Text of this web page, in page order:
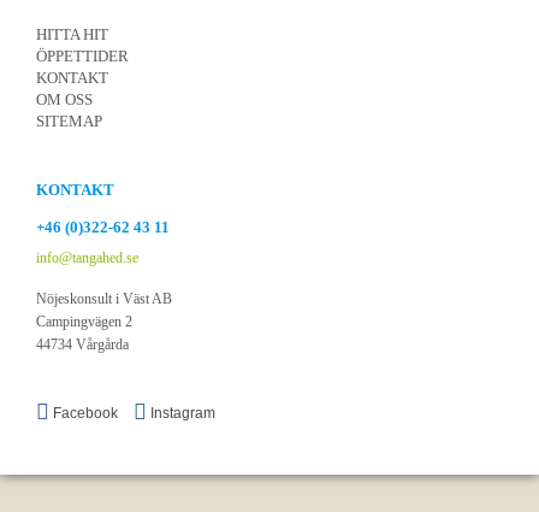
HITTA HIT
ÖPPETTIDER
KONTAKT
OM OSS
SITEMAP
KONTAKT
+46 (0)322-62 43 11
info@tangahed.se
Nöjeskonsult i Väst AB
Campingvägen 2
44734 Vårgårda
Facebook Instagram